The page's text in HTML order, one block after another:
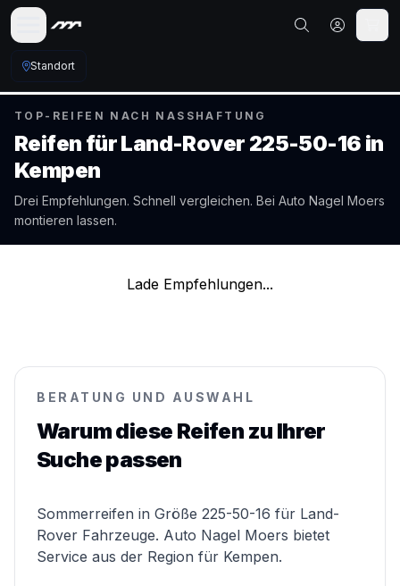
Standort
TOP-REIFEN NACH NASSHAFTUNG
Reifen fürLand-Rover 225-50-16 in
Kempen
Drei Empfehlungen. Schnell vergleichen. Bei Auto Nagel Moers
montieren lassen.
Lade Empfehlungen...
BERATUNG UND AUSWAHL
Warum diese Reifen zu Ihrer
Suche passen
Sommerreifen in Größe 225-50-16 für Land-
Rover Fahrzeuge. Auto Nagel Moers bietet
Service aus der Region für Kempen.